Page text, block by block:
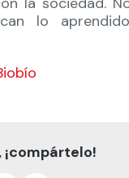
lo
¡compártelo!